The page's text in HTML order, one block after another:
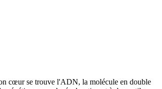
cœur se trouve l'ADN, la molécule en double